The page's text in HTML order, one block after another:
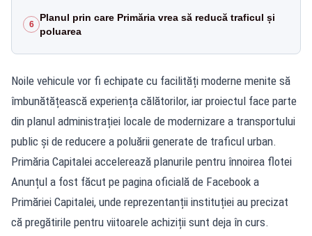
6
Planul prin care Primăria vrea să reducă traficul și
poluarea
Noile vehicule vor fi echipate cu facilități moderne menite să
îmbunătățească experiența călătorilor, iar proiectul face parte
din planul administrației locale de modernizare a transportului
public și de reducere a poluării generate de traficul urban.
Primăria Capitalei accelerează planurile pentru înnoirea flotei
Anunțul a fost făcut pe pagina oficială de Facebook a
Primăriei Capitalei, unde reprezentanții instituției au precizat
că pregătirile pentru viitoarele achiziții sunt deja în curs.